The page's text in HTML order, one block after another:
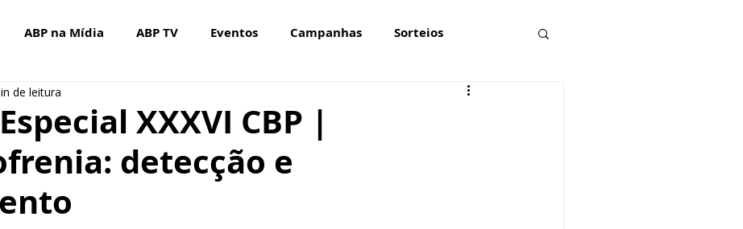
ABP na Mídia ABP TV Eventos Campanhas Sorteios
Setembro Amarelo na mídia
XXXVI CBP |
detecção e
de leitura